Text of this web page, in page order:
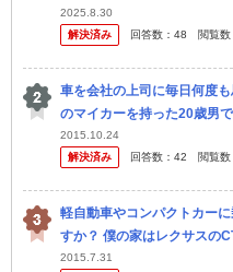
弱ですが、カーナビ付き
2025.8.30
解決済み
回答数： 48 閲覧数
車を会社の上司に毎日何度
のマイカーを持った20歳男
パッケージ（４ＷＤ）です
らい...
2015.10.24
解決済み
回答数： 42 閲覧数
軽自動車やコンパクトカー
すか？ 僕の家はレクサスの
クサスのＣＴ２００ｈ乗って
2015.7.31